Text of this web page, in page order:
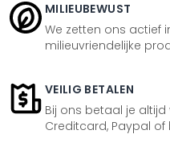
MILIEUBEWUST
We zetten ons actief
milieuvriendelijke
VEILIG BETALEN
Bij ons betaal je altijd
Creditcard, Paypal